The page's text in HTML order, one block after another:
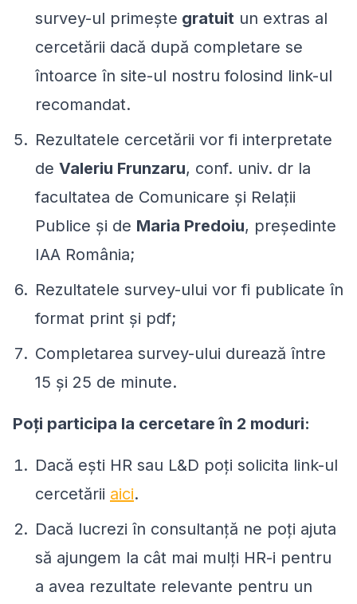
survey-ul primește gratuit un extras al
cercetării dacă după completare se
întoarce în site-ul nostru folosind link-ul
recomandat.
Rezultatele cercetării vor fi interpretate
de Valeriu Frunzaru, conf. univ. dr la
facultatea de Comunicare și Relații
Publice și de Maria Predoiu, președinte
IAA România;
Rezultatele survey-ului vor fi publicate în
format print și pdf;
Completarea survey-ului durează între
15 și 25 de minute.
Poți participa la cercetare în 2 moduri:
Dacă ești HR sau L&D poți solicita link-ul
cercetării aici.
Dacă lucrezi în consultanță ne poți ajuta
să ajungem la cât mai mulți HR-i pentru
a avea rezultate relevante pentru un